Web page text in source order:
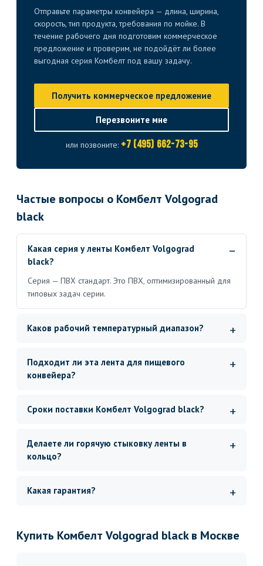
Отправьте параметры конвейера — длина, ширина,
скорость, тип продукта, требования по мойке. В
течение рабочего дня подготовим коммерческое
предложение и проверим, не подойдёт ли более
выгодная серия Комбелт под вашу задачу.
Получить коммерческое предложение
Перезвоните мне
или позвоните: +7 (495) 662-73-95
Частые вопросы о Комбелт Volgograd
black
Какая серия у ленты Комбелт Volgograd
black?
Серия — ПВХ стандарт. Это ПВХ, оптимизированный для
типовых задач серии.
Каков рабочий температурный диапазон?
Подходит ли эта лента для пищевого
конвейера?
Сроки поставки Комбелт Volgograd black?
Делаете ли горячую стыковку ленты в
кольцо?
Какая гарантия?
Купить Комбелт Volgograd black в Москве